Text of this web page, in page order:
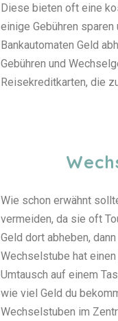
Diese bieten oft eine
einige Gebühren
Bankautomaten Geld
Gebühren und
Reisekreditkarten, die
Wie schon erwähnt
vermeiden, da sie oft
Geld dort abheben,
Wechselstube hat
Umtausch auf einem
wie viel Geld du
Wechselstuben im